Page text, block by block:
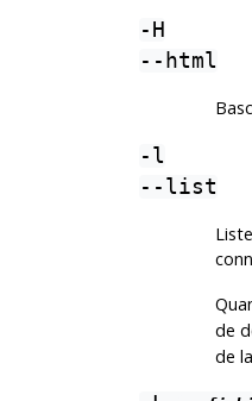
-H
--html
-l
--list
de
de